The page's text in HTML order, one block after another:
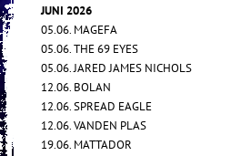
JUNI 2026
05.06. MAGEFA
05.06. THE 69 EYES
05.06. JARED JAMES NICHOLS
12.06. BOLAN
12.06. SPREAD EAGLE
12.06. VANDEN PLAS
19.06. MATTADOR